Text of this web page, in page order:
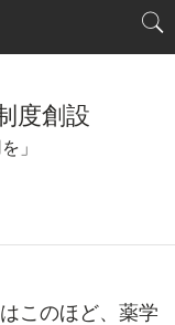
度創設
」
このほど、薬学